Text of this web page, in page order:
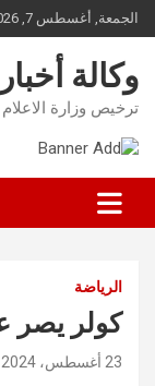
Skip
to
content
الجمعة, أغسطس 7, 2026
وكالة
ترخيص وزارة الاعلام رقم «2019/332»
الرياضة
كولر يصر
23 أغسطس، 2024